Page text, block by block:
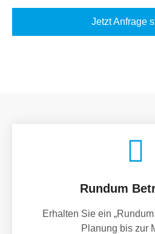
Jetzt Anfrage
Rundum
Erhalten Sie ein
Planung bis zur